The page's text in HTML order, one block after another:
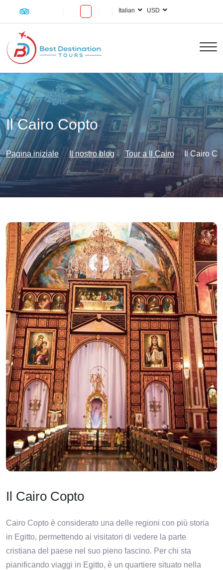
Italian USD
Il Cairo Copto
Pagina iniziale Il nostro blog Tour a Il Cairo Il Cairo
Il Cairo Copto
Cairo Copto è considerato una delle regioni con più storia
in Egitto, permettendo ai visitatori di vedere la parte
cristiana del paese nel suo pieno fascino. Per chi sta
pianificando viaggi in Egitto, è un quartiere situato nella